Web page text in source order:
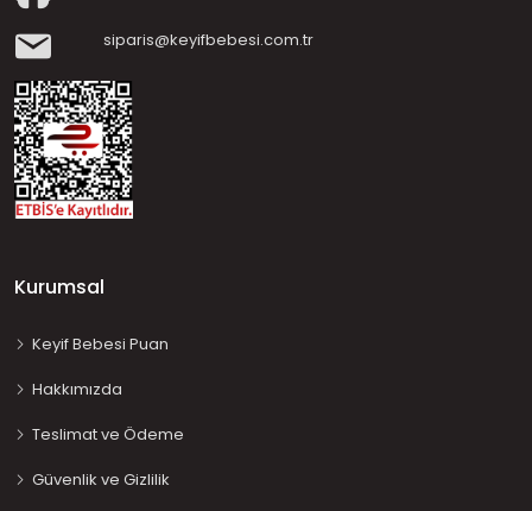
siparis@keyifbebesi.com.tr
Kurumsal
Keyif Bebesi Puan
Hakkımızda
Teslimat ve Ödeme
Güvenlik ve Gizlilik